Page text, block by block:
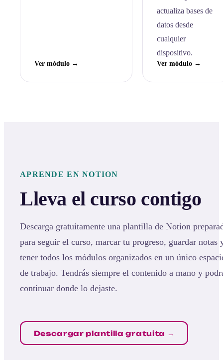
Ver módulo →
actualiza bases de
datos desde
cualquier
dispositivo.
Ver módulo →
APRENDE EN NOTION
Lleva el curso contigo
Descarga gratuitamente una plantilla de Notion
para seguir el curso, marcar tu progreso, guardar notas
tener todos los módulos organizados en un único
de trabajo. Tendrás siempre el contenido a mano y
continuar donde lo dejaste.
Descargar plantilla gratuita →